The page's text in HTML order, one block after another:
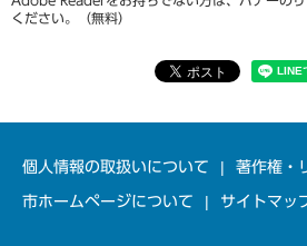
ください。（無料）
個人情報の取扱いについて 著作権・
市ホームページについて サイトマッ